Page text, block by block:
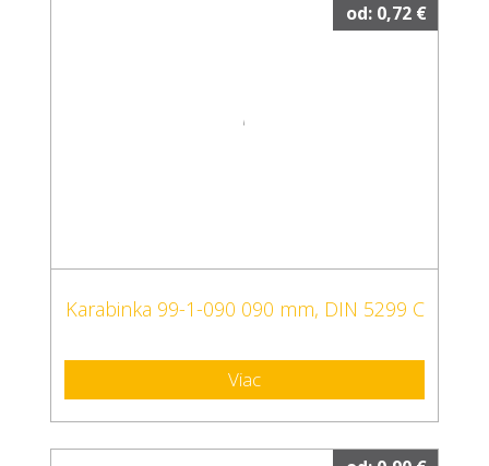
od: 0,72 €
Karabinka 99-1-090 090 mm, DIN 5299 C
Viac